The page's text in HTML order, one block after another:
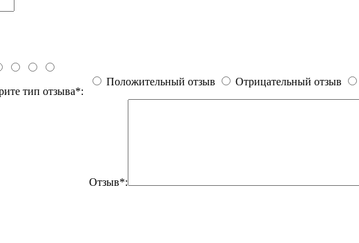
тип отзыва*:
Положительный отзыв Отрицательный отзыв
Отзыв*: